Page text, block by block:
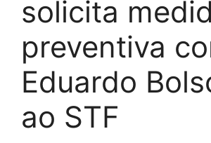
solicita
preventiva
Eduardo
ao STF